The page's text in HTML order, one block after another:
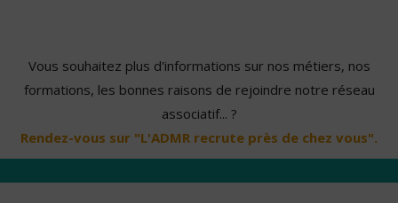
Vous souhaitez plus d'informations sur nos métiers, nos
formations, les bonnes raisons de rejoindre notre réseau
associatif... ?
Rendez-vous sur "L'ADMR recrute près de chez vous".